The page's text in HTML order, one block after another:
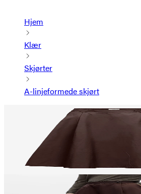
Hjem
Klær
Skjørter
A-linjeformede skjørt